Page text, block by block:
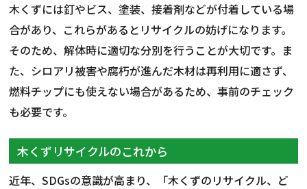
木くずには釘やビス、塗装、接着剤などが付着している場
合があり、これらがあるとリサイクルの妨げになります。
そのため、解体時に適切な分別を行うことが大切です。ま
た、シロアリ被害や腐朽が進んだ木材は再利用に適さず、
燃料チップにも使えない場合があるため、事前のチェック
も必要です。
木くずリサイクルのこれから
近年、SDGsの意識が高まり、「木くずのリサイクル、ど